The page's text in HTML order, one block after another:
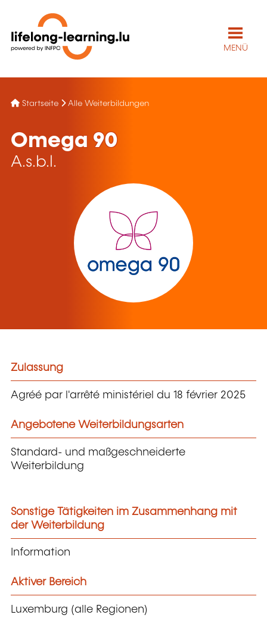
MENÜ
Startseite Alle Weiterbildungen
Omega 90
A.s.b.l.
Zulassung
Agréé par l'arrêté ministériel du 18 février 2025
Angebotene Weiterbildungsarten
Standard- und maßgeschneiderte
Weiterbildung
Sonstige Tätigkeiten im Zusammenhang mit
der Weiterbildung
Information
Aktiver Bereich
Luxemburg (alle Regionen)